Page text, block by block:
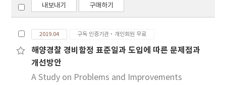
내보내기 구매하기
2019.04 구독 인증기관·개인회원 무료
해양경찰 경비함정 표준일과 도입에 따른 문제점과
개선방안
A Study on Problems and Improvements